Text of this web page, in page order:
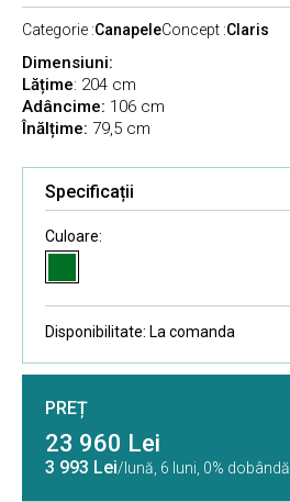
Categorie :CanapeleConcept :Claris
Dimensiuni:
Lățime: 204 cm
Adâncime: 106 cm
Înălțime: 79,5 cm
Specificații
Culoare:
Disponibilitate: La comanda
PREȚ
23 960 Lei
3 993 Lei/lună, 6 luni, 0% dobândă